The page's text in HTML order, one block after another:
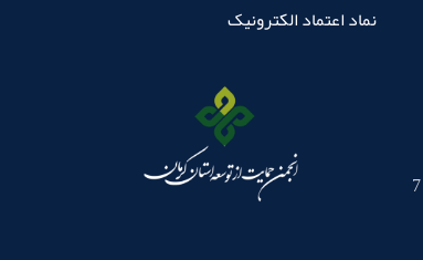
نماد اعتماد الکترونیک